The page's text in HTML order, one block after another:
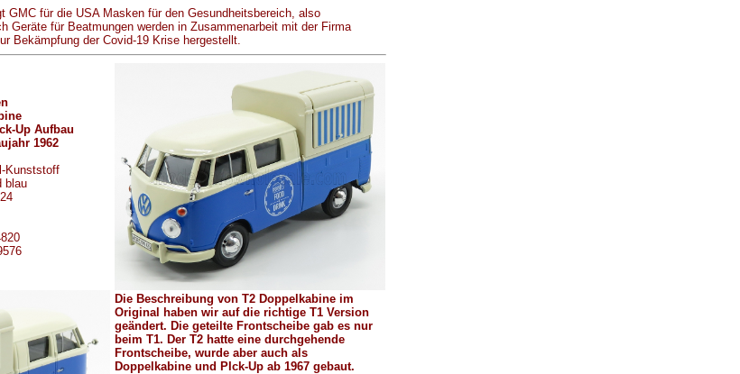
GMC für die USA Masken für den Gesundheitsbereich, also
Geräte für Beatmungen werden in Zusammenarbeit mit der Firma
Bekämpfung der Covid-19 Krise hergestellt.
Up Aufbau
1962
Kunststoff
blau
Die Beschreibung von T2 Doppelkabine im
Original haben wir auf die richtige T1 Version
geändert. Die geteilte Frontscheibe gab es nur
beim T1. Der T2 hatte eine durchgehende
Frontscheibe, wurde aber auch als
Doppelkabine und PIck-Up ab 1967 gebaut.